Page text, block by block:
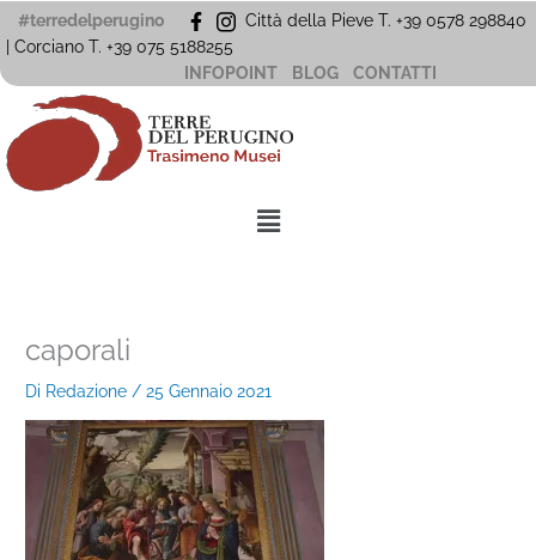
Vai
al
#terredelperugino
Città della Pieve T. +39 0578 298840
| Corciano T. +39 075 5188255
INFOPOINT
BLOG CONTATTI
Menu
caporali
Di Redazione/25 Gennaio 2021